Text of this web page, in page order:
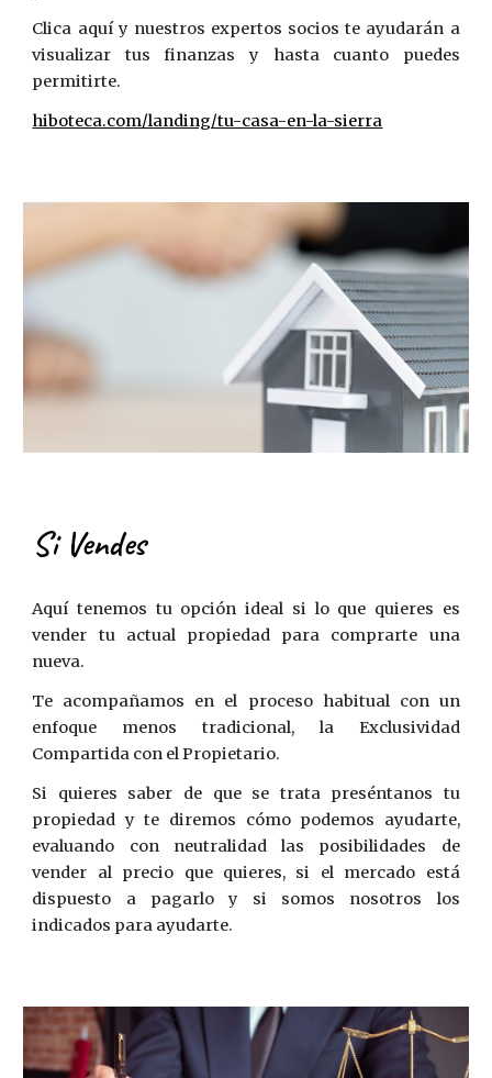
Clica aquí y nuestros expertos socios te ayudarán a
visualizar tus finanzas y hasta cuanto puedes
permitirte.
hiboteca.com/landing/tu-casa-en-la-sierra
Si Vendes
Aquí tenemos tu opción ideal si lo que quieres es
vender tu actual propiedad para comprarte una
nueva.
Te acompañamos en el proceso habitual con un
enfoque menos tradicional, la Exclusividad
Compartida con elPropietario.
Si quieres saber de que se trata preséntanos tu
propiedad y te diremos cómo podemos ayudarte,
evaluando con neutralidad las posibilidades de
vender al precio que quieres, si el mercado está
dispuesto a pagarlo y si somos nosotros los
indicados para ayudarte.